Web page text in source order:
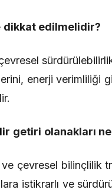
dikkat edilmelidir?
enerji verimliliği
getiri olanakları
çevresel bilinçlilik
istikrarlı ve